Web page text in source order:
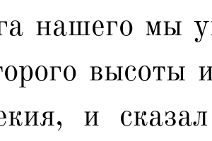
нашего мы
высоты
и